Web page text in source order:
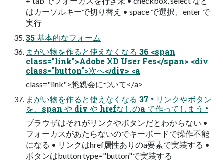
はカーソルキーで切り替え • space で選択、enter で
実行
35 基本的なフォーム
まがい物を作ると使えなくなる 36 <span
class="link">Adobe XD User Fes</span> <div
class="button">次へ</div> <a
class="link">懇親会について</a>
まがい物を作ると使えなくなる 37 • リンクやボタン
を、span や div や hrefなしのa で作ってしまう •
ブラウザはそれがリンクやボタンだとわからない •
フォーカスがあたらないのでキーボードで操作不能
になる • リンクはhref属性ありのa要素で実装する •
ボタンはbutton type="button"で実装する